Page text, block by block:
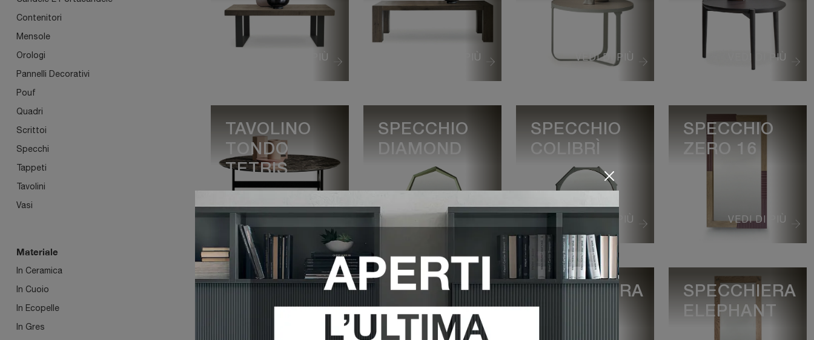
Contenitori
Mensole
Orologi
Pannelli Decorativi
Pouf
Quadri
Scrittoi
Specchi
Tappeti
Tavolini
Vasi
Materiale
In Ceramica
In Cuoio
In Ecopelle
In Gres
VEDI DI PIÙ VEDI DI PIÙ VEDI DI PIÙ VEDI DI PIÙ
VEDI DI PIÙ
TAVOLINO
TONDO
TETRIS
SPECCHIO
DIAMOND
VEDI DI PIÙ
SPECCHIO
COLIBRÌ
VEDI DI PIÙ
SPECCHIO
ZERO 16
SPECCHIO
ROTONDO
SPECCHIERA
KEYSTONE
SPECCHIERA
TRAPEZIO
SPECCHIERA
ELEPHANT